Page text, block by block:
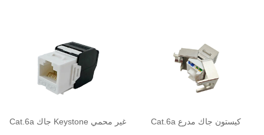
Cat.6a جاك Keystone غير محمي Cat.6a كيستون جاك مدرع